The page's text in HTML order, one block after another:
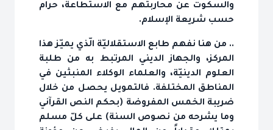
والسكوت عن محاربتهم مع الاستطاعة، حرام
حسب شريعة الإسلام.
.. من هنا نفهم طابع الاستقلاليّة الّذي يميّز هذا
المركز، والجهاز الديني المرتبط به من طلبة
العلوم الدينيّة، والعلماء الوكلاء المنبثين في
المناطق المختلفة. فالتمويل يحصل من خلال
ضريبة الخمس المفروضة (بحكم النص القرآني
وما يشرحه من نصوص السنة) على كلّ مسلم